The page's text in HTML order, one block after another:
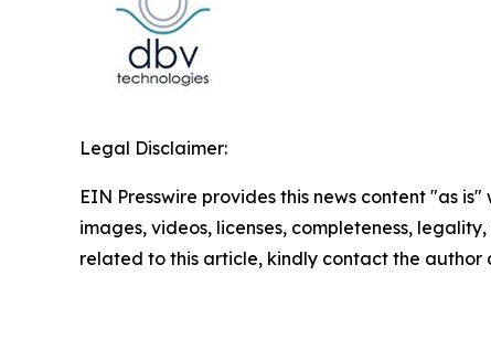
Legal Disclaimer:
EIN Presswire provides this news content "as
images, videos, licenses, completeness,
related to this article, kindly contact the author